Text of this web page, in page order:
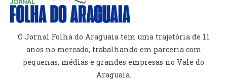
O Jornal Folha do Araguaia tem uma trajetória de 11
anos no mercado, trabalhando em parceria com
pequenas, médias e grandes empresas no Vale do
Araguaia.